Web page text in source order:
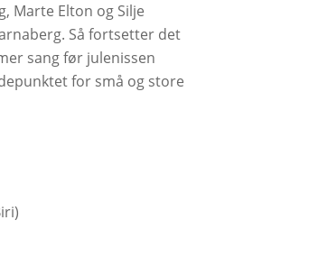
Marte Elton og Silje
Så fortsetter det
sang før julenissen
for små og store